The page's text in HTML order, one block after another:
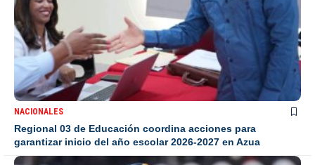
NACIONALES
Regional 03 de Educación coordina acciones para
garantizar inicio del año escolar 2026-2027 en Azua